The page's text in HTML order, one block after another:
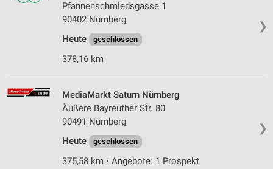
❯
Pfannenschmiedsgasse 1
90402 Nürnberg
Heute
geschlossen
378,16 km
❯
MediaMarkt Saturn Nürnberg
Äußere Bayreuther Str. 80
90491 Nürnberg
Heute
geschlossen
375,58 km • Angebote: 1 Prospekt
Speichern von oder Zugriff auf Informationen
auf einem Endgerät
Verwendung reduzierter Daten zur Auswahl von
Werbeanzeigen
Werbung
Verwendung von Profilen zur Auswahl
personalisierter Werbung
von Inhalten